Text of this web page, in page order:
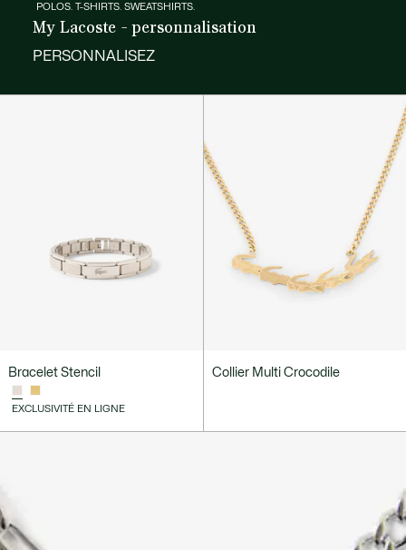
POLOS. T-SHIRTS. SWEATSHIRTS.
My Lacoste - personnalisation
PERSONNALISEZ
Bracelet Stencil
EXCLUSIVITÉ EN LIGNE
Collier Multi Crocodile